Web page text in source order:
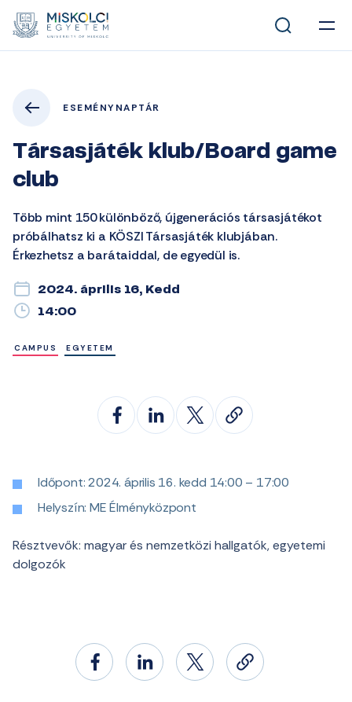
ESEMÉNYNAPTÁR
Társasjáték klub/Board game
club
Több mint 150 különböző, újgenerációs társasjátékot
próbálhatsz ki a KÖSZI Társasjáték klubjában.
Érkezhetsz a barátaiddal, de egyedül is.
2024. április 16, Kedd
14:00
CAMPUS EGYETEM
Időpont: 2024. április 16. kedd 14:00 – 17:00
Helyszín: ME Élményközpont
Résztvevők: magyar és nemzetközi hallgatók, egyetemi
dolgozók